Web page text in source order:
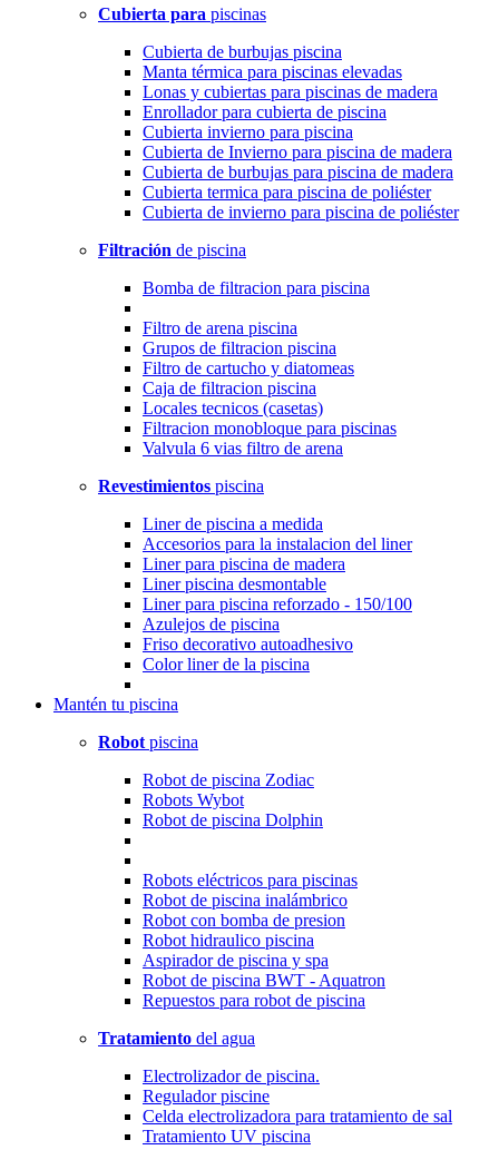
Cubierta para piscinas
Cubierta de burbujas piscina
Manta térmica para piscinas elevadas
Lonas y cubiertas para piscinas de madera
Enrollador para cubierta de piscina
Cubierta invierno para piscina
Cubierta de Invierno para piscina de madera
Cubierta de burbujas para piscina de madera
Cubierta termica para piscina de poliéster
Cubierta de invierno para piscina de poliéster
Filtración de piscina
Bomba de filtracion para piscina
Filtro de arena piscina
Grupos de filtracion piscina
Filtro de cartucho y diatomeas
Caja de filtracion piscina
Locales tecnicos (casetas)
Filtracion monobloque para piscinas
Valvula 6 vias filtro de arena
Revestimientos piscina
Liner de piscina a medida
Accesorios para la instalacion del liner
Liner para piscina de madera
Liner piscina desmontable
Liner para piscina reforzado - 150/100
Azulejos de piscina
Friso decorativo autoadhesivo
Color liner de la piscina
Mantén tu piscina
Robot piscina
Robot de piscina Zodiac
Robots Wybot
Robot de piscina Dolphin
Robots eléctricos para piscinas
Robot de piscina inalámbrico
Robot con bomba de presion
Robot hidraulico piscina
Aspirador de piscina y spa
Robot de piscina BWT - Aquatron
Repuestos para robot de piscina
Tratamiento del agua
Electrolizador de piscina.
Regulador piscine
Celda electrolizadora para tratamiento de sal
Tratamiento UV piscina